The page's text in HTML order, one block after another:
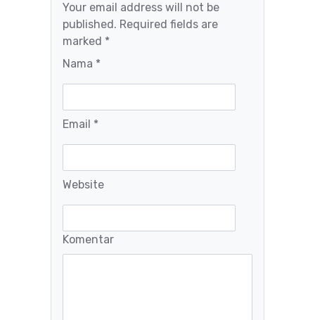
Your email address will not be
published. Required fields are
marked *
Nama *
Email *
Website
Komentar